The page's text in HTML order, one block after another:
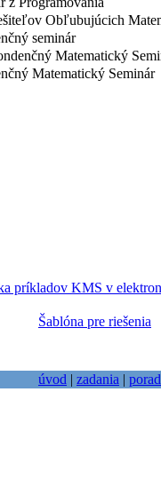
Obľubujúcich
seminár
Matematický
Matematický Seminár
príkladov KMS v
Šablóna pre riešenia
úvod | zadania |